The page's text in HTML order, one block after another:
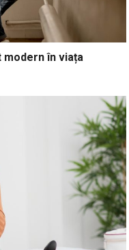
modern în viața